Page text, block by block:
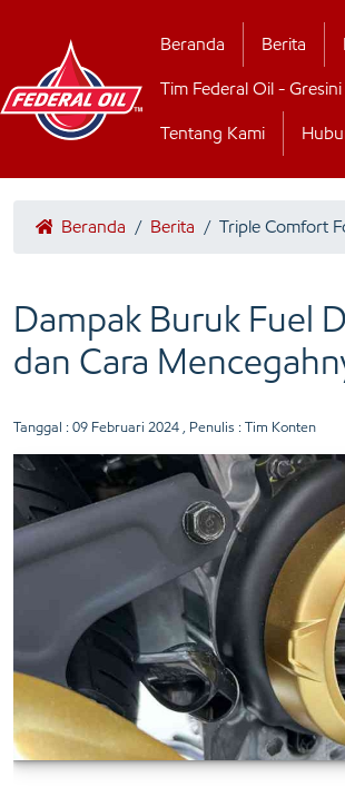
Hubungi Kamii
Beranda Berita
Tim Federal Oil - Gresini
Tentang Kami
Beranda / Berita / Triple Comfort
Dampak Buruk Fuel
dan Cara
Tanggal : 09 Februari 2024 , Penulis : Tim Konten